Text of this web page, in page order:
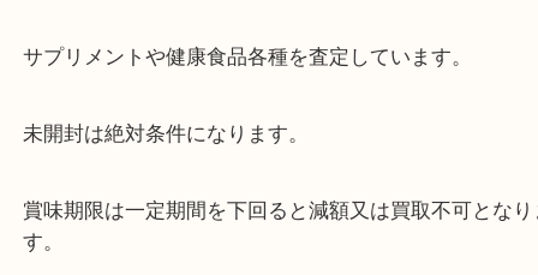
市のお客様より買取させていただきました。
ありがとうございました。
サプリメントや健康食品各種を査定しています。